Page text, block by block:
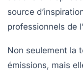
source
professionnels de
Non seulement la
émissions, mais